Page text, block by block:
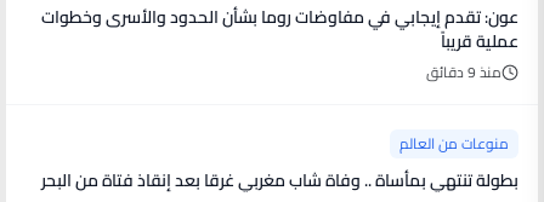
عون: تقدم إيجابي في مفاوضات روما بشأن الحدود والأسرى وخطوات
عملية قريباً
منذ 9 دقائق
منوعات من العالم
بطولة تنتهي بمأساة .. وفاة شاب مغربي غرقا بعد إنقاذ فتاة من البحر